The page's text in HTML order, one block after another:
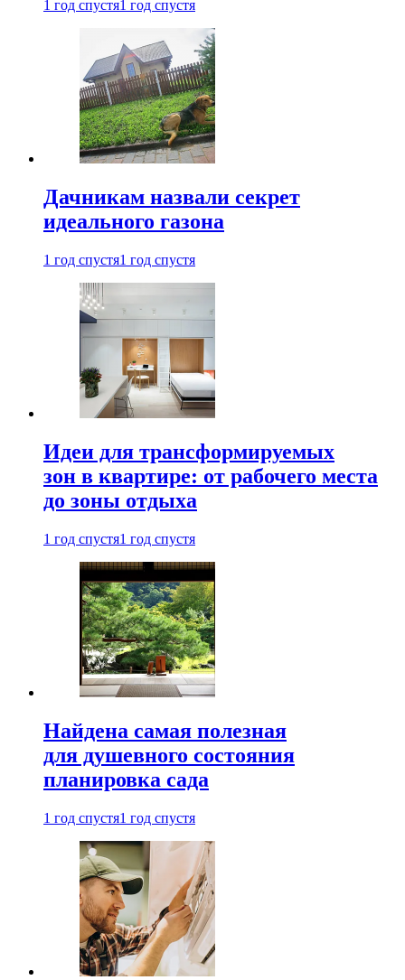
1 год спустя1 год спустя
Дачникам назвали секрет
идеального газона
1 год спустя1 год спустя
Идеи для трансформируемых
зон в квартире: от рабочего места
до зоны отдыха
1 год спустя1 год спустя
Найдена самая полезная
для душевного состояния
планировка сада
1 год спустя1 год спустя